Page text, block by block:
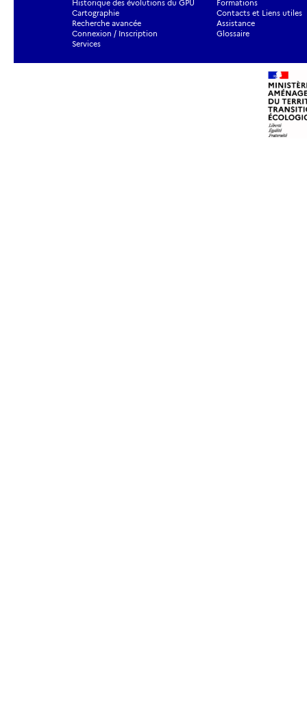
Historique des évolutions du GPU
Cartographie
Recherche avancée
Connexion / Inscription
Services
Formations
Contacts et Liens utiles
Assistance
Glossaire